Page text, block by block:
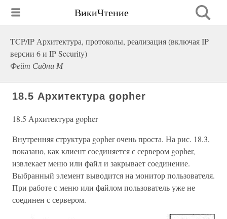
ВикиЧтение
TCP/IP Архитектура, протоколы, реализация (включая IP
версии 6 и IP Security)
Фейт Сидни М
18.5 Архитектура gopher
18.5 Архитектура gopher
Внутренняя структура gopher очень проста. На рис. 18.3,
показано, как клиент соединяется с сервером gopher,
извлекает меню или файл и закрывает соединение.
Выбранный элемент выводится на монитор пользователя.
При работе с меню или файлом пользователь уже не
соединен с сервером.